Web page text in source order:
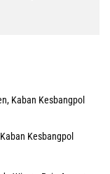
Kesbangpol